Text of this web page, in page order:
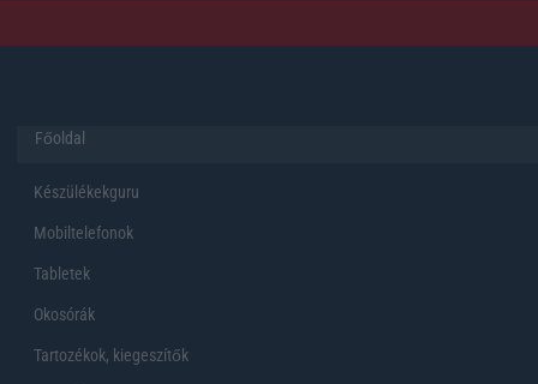
Főoldal
Készülékekguru
Mobiltelefonok
Tabletek
Okosórák
Tartozékok, kiegeszítők